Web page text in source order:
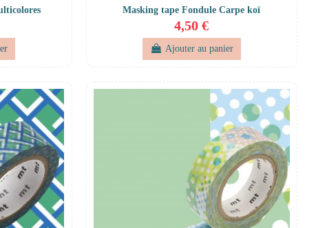
Masking tape Fondule Carpe koï
4,50 €
Ajouter au panier